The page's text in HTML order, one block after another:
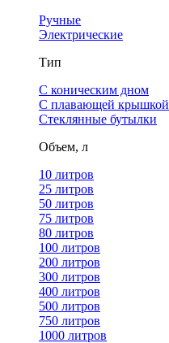
Ручные
Электрические
Тип
С коническим дном
С плавающей крышкой
Стеклянные бутылки
Объем, л
10 литров
25 литров
50 литров
75 литров
80 литров
100 литров
200 литров
300 литров
400 литров
500 литров
750 литров
1000 литров